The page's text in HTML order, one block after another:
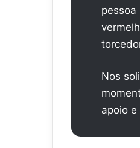
Nos
apoio e